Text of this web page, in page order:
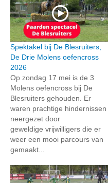
Spektakel bij De Blesruiters,
De Drie Molens oefencross
2026
Op zondag 17 mei is de 3
Molens oefencross bij De
Blesruiters gehouden. Er
waren prachtige hindernissen
neergezet door
geweldige vrijwilligers die er
weer een mooi parcours van
gemaakt...